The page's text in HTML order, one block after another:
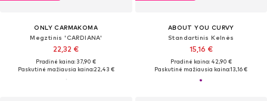
ONLY CARMAKOMA
Megztinis 'CARDIANA'
22,32 €
Pradinė kaina: 37,90 €
Paskutinė mažiausia kaina:22,43 €
ABOUT YOU CURVY
Standartinis Kelnės
15,16 €
Pradinė kaina: 42,90 €
Paskutinė mažiausia kaina:13,16 €